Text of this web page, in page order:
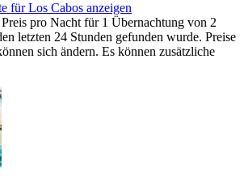
für Los Cabos anzeigen
pro Nacht für 1 Übernachtung von 2
letzten 24 Stunden gefunden wurde. Preise
sich ändern. Es können zusätzliche